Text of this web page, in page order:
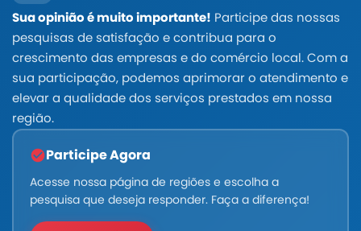
Sua opinião é muito importante! Participe das nossas
pesquisas de satisfação e contribua para o
crescimento das empresas e do comércio local. Com a
sua participação, podemos aprimorar o atendimento e
elevar a qualidade dos serviços prestados em nossa
região.
Participe Agora
Acesse nossa página de regiões e escolha a
pesquisa que deseja responder. Faça a diferença!